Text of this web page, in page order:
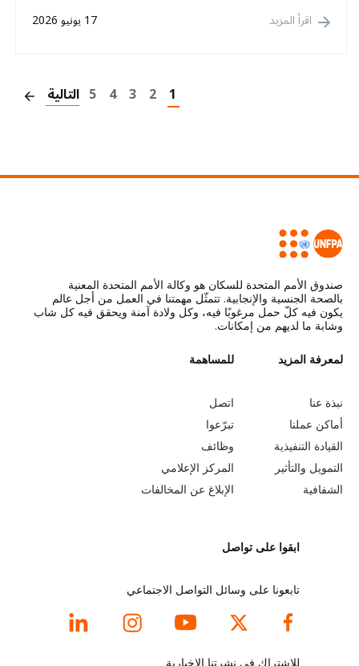
17 يونيو 2026 اقرأ المزيد
1
2
3
4
5 التالية
صندوق الأمم المتحدة للسكان هو وكالة الأمم المتحدة المعنية
بالصحة الجنسية والإنجابية. تتمثّل مهمتنا في العمل من أجل عالم
يكون فيه كلّ حمل مرغوبًا فيه، وكل ولادة آمنة ويحقق فيه كل شاب
وشابة ما لديهم من إمكانات.
L
e
a
r
n
لمعرفة المزيد
نبذة عنا
أماكن عملنا
القيادة التنفيذية
التمويل والتأثير
الشفافية
G
o
b
e
y
n
d
f
o
للمساهمة
اتصل
تبرّعوا
وظائف
المركز الإعلامي
الإبلاغ عن المخالفات
ابقوا على تواصل
تابعونا على وسائل التواصل الاجتماعي
للاشتراك في نشرتنا الإخبارية